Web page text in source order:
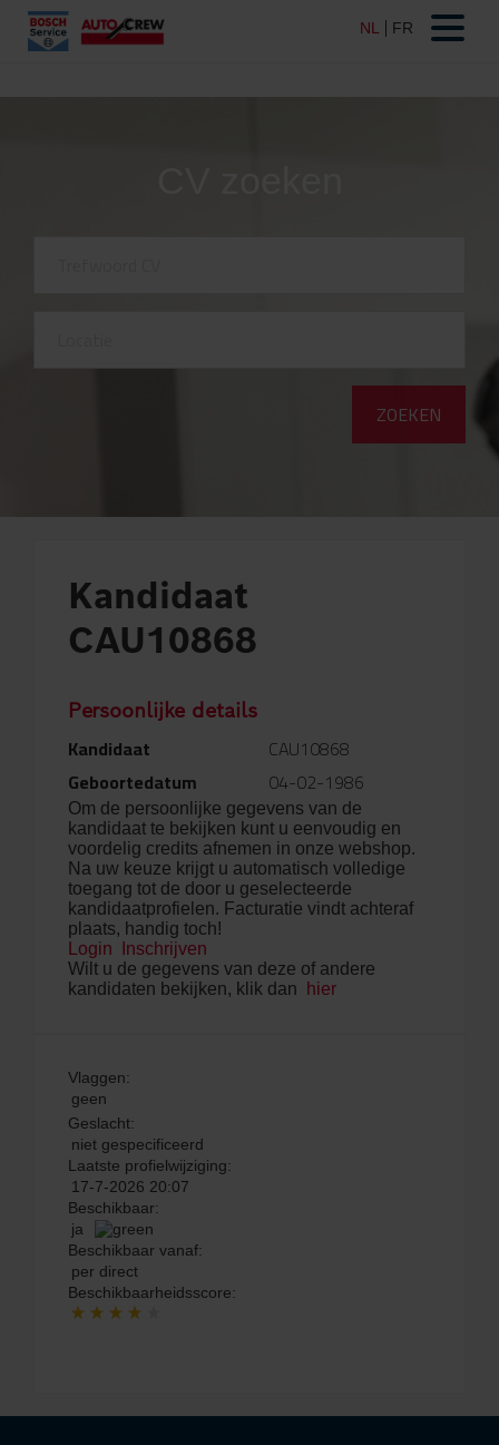
Kandidaat
CAU10868
Persoonlijke details
Kandidaat
CAU10868
Geboortedatum
04-02-1986
Om de persoonlijke gegevens van de
kandidaat te bekijken kunt u eenvoudig en
voordelig credits afnemen in onze webshop.
Na uw keuze krijgt u automatisch volledige
toegang tot de door u geselecteerde
kandidaatprofielen. Facturatie vindt achteraf
plaats, handig toch!
Login
Inschrijven
Wilt u de gegevens van deze of andere
kandidaten bekijken, klik dan
hier
Vlaggen:
geen
Geslacht:
niet gespecificeerd
Laatste profielwijziging:
17-7-2026 20:07
Beschikbaar:
ja
Beschikbaar vanaf:
per direct
Beschikbaarheidsscore: